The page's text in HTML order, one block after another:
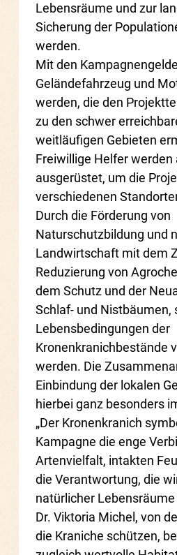
Lebensräume und zur
Sicherung der
werden.
Mit den
Geländefahrzeug und
werden, die den
zu den schwer
weitläufigen Gebieten
Freiwillige Helfer werden
ausgerüstet, um die
verschiedenen
Durch die Förderung von
Naturschutzbildung und
Landwirtschaft mit dem
Reduzierung von
dem Schutz und der
Schlaf- und Nistbäumen,
Lebensbedingungen der
Kronenkranichbestände
werden. Die
Einbindung der lokalen
hierbei ganz besonders
„Der Kronenkranich
Kampagne die enge
Artenvielfalt, intakten
die Verantwortung, die
natürlicher
Dr. Viktoria Michel, von
die Kraniche schützen,